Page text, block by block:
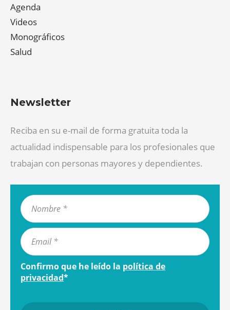
Agenda
Videos
Monográficos
Salud
Newsletter
Reciba en su e-mail de forma gratuita toda la
actualidad indispensable para los profesionales que
trabajan con personas mayores y dependientes.
Confirmo que he leído la política de
privacidad*